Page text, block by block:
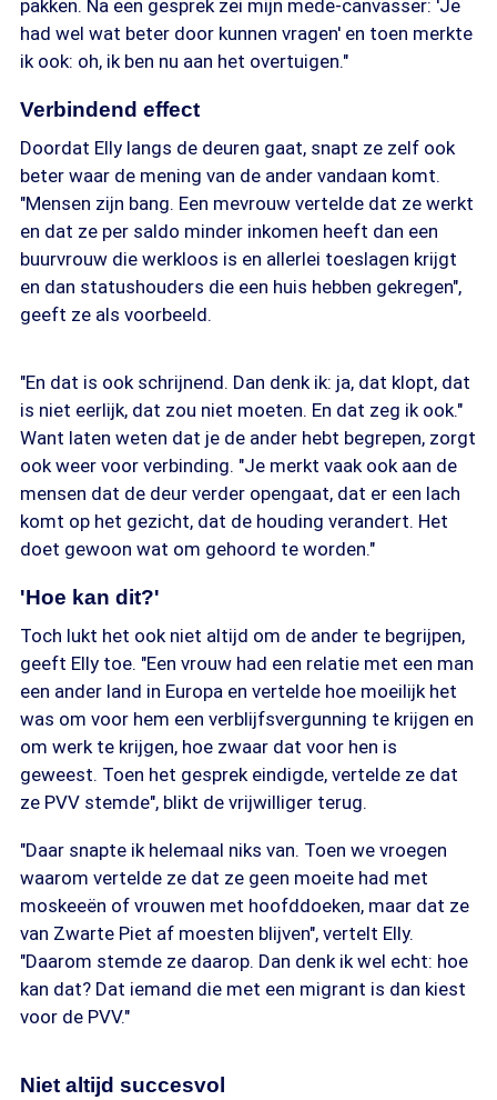
pakken. Na een gesprek zei mijn mede-canvasser: 'Je
had wel wat beter door kunnen vragen' en toen merkte
ik ook: oh, ik ben nu aan het overtuigen."
Verbindend effect
Doordat Elly langs de deuren gaat, snapt ze zelf ook
beter waar de mening van de ander vandaan komt.
"Mensen zijn bang. Een mevrouw vertelde dat ze werkt
en dat ze per saldo minder inkomen heeft dan een
buurvrouw die werkloos is en allerlei toeslagen krijgt
en dan statushouders die een huis hebben gekregen",
geeft ze als voorbeeld.
"En dat is ook schrijnend. Dan denk ik: ja, dat klopt, dat
is niet eerlijk, dat zou niet moeten. En dat zeg ik ook."
Want laten weten dat je de ander hebt begrepen, zorgt
ook weer voor verbinding. "Je merkt vaak ook aan de
mensen dat de deur verder opengaat, dat er een lach
komt op het gezicht, dat de houding verandert. Het
doet gewoon wat om gehoord te worden."
'Hoe kan dit?'
Toch lukt het ook niet altijd om de ander te begrijpen,
geeft Elly toe. "Een vrouw had een relatie met een man
een ander land in Europa en vertelde hoe moeilijk het
was om voor hem een verblijfsvergunning te krijgen en
om werk te krijgen, hoe zwaar dat voor hen is
geweest. Toen het gesprek eindigde, vertelde ze dat
ze PVV stemde", blikt de vrijwilliger terug.
"Daar snapte ik helemaal niks van. Toen we vroegen
waarom vertelde ze dat ze geen moeite had met
moskeeën of vrouwen met hoofddoeken, maar dat ze
van Zwarte Piet af moesten blijven", vertelt Elly.
"Daarom stemde ze daarop. Dan denk ik wel echt: hoe
kan dat? Dat iemand die met een migrant is dan kiest
voor de PVV."
Niet altijd succesvol